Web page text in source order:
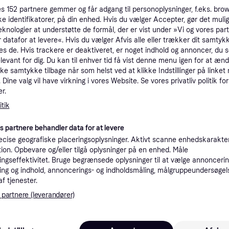
Fri fragt,1-2 dage
Seagate Game Drive SSD til PS5 2TB - M.2 2280 PCIe 4.0 x4 (NVMe 1.4) Laveste pris · 49 kr. fragt ,2-4 dage
152 partnere gemmer og får adgang til personoplysninger, f.eks.
identifikatorer, på din enhed. Hvis du vælger Accepter, gør det
at understøtte de formål, der er vist under »Vi og vores
datafor at levere«. Hvis du vælger Afvis alle eller trækker dit
de. Hvis trackere er deaktiveret, er noget indhold og annoncer, du
for dig. Du kan til enhver tid få vist denne menu igen for at
samtykke tilbage når som helst ved at klikke Indstillinger på linket
Dine valg vil have virkning i vores Website. Se vores privatliv politik
partnere behandler data for at levere
geografiske placeringsoplysninger. Aktivt scanne
Opbevare og/eller tilgå oplysninger på en enhed. Måle
Bruge begrænsede oplysninger til at vælge
og indhold, annoncerings- og indholdsmåling,
tjenester.
(leverandører)